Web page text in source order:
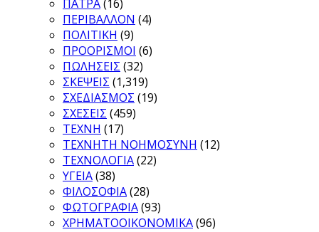
ΠΑΤΡΑ(16)
ΠΕΡΙΒΑΛΛΟΝ (4)
ΠΟΛΙΤΙΚΗ (9)
ΠΡΟΟΡΙΣΜΟΙ (6)
ΠΩΛΗΣΕΙΣ (32)
ΣΚΕΨΕΙΣ (1,319)
ΣΧΕΔΙΑΣΜΟΣ (19)
ΣΧΕΣΕΙΣ (459)
ΤΕΧΝΗ (17)
ΤΕΧΝΗΤΗ ΝΟΗΜΟΣΥΝΗ (12)
ΤΕΧΝΟΛΟΓΙΑ(22)
ΥΓΕΙΑ(38)
ΦΙΛΟΣΟΦΙΑ(28)
ΦΩΤΟΓΡΑΦΙΑ(93)
ΧΡΗΜΑΤΟΟΙΚΟΝΟΜΙΚΑ(96)